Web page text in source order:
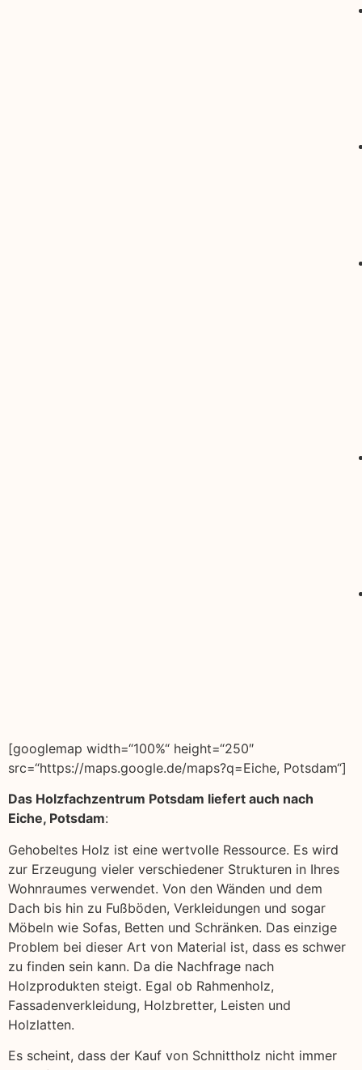
[googlemap width=“100%“ height=“250″
src=“https://maps.google.de/maps?q=Eiche, Potsdam“]
Das Holzfachzentrum Potsdam liefert auch nach
Eiche, Potsdam:
Gehobeltes Holz ist eine wertvolle Ressource. Es wird
zur Erzeugung vieler verschiedener Strukturen in Ihres
Wohnraumes verwendet. Von den Wänden und dem
Dach bis hin zu Fußböden, Verkleidungen und sogar
Möbeln wie Sofas, Betten und Schränken. Das einzige
Problem bei dieser Art von Material ist, dass es schwer
zu finden sein kann. Da die Nachfrage nach
Holzprodukten steigt. Egal ob Rahmenholz,
Fassadenverkleidung, Holzbretter, Leisten und
Holzlatten.
Es scheint, dass der Kauf von Schnittholz nicht immer